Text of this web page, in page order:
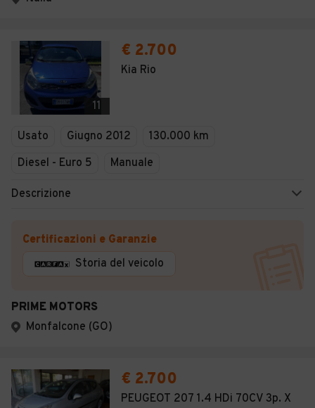
11
€ 2.700
Kia Rio
Usato Giugno 2012
130.000 km
Diesel - Euro 5
Manuale
Descrizione
Certificazioni e Garanzie
Storia del veicolo
PRIME MOTORS
Monfalcone (GO)
€ 2.700
PEUGEOT 207 1.4 HDi 70CV 3p. X